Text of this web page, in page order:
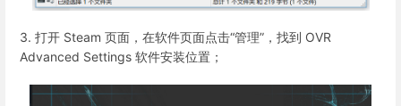
3. 打开 Steam 页面，在软件页面点击“管理”，找到 OVR
Advanced Settings 软件安装位置；